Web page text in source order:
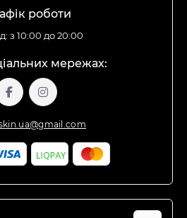
роботи
з 10:00 до 20:00
мережах: